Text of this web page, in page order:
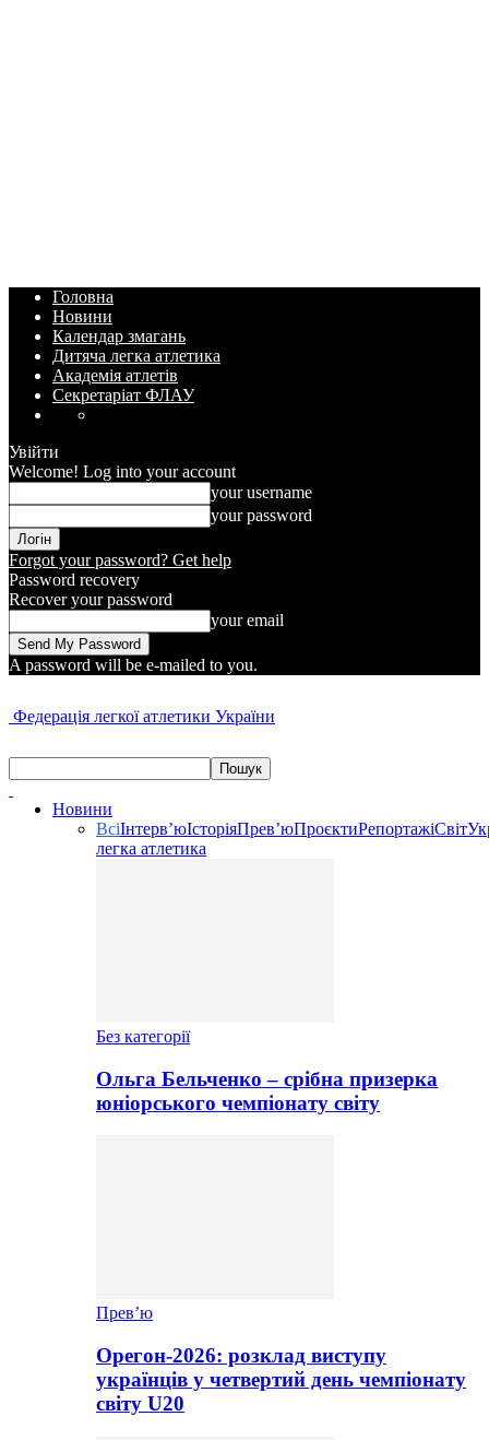
Головна
Новини
Календар змагань
Дитяча легка атлетика
Академія атлетів
Секретаріат ФЛАУ
Увійти
Welcome! Log into your account
your username
your password
Forgot your password? Get help
Password recovery
Recover your password
your email
A password will be e-mailed to you.
Федерація легкої атлетики України
Новини
ВсіІнтерв’юІсторіяПрев’юПроєктиРепортажіСвіт
легка атлетика
Без категорії
Ольга Бельченко – срібна призерка
юніорського чемпіонату світу
Прев’ю
Орегон-2026: розклад виступу
українців у четвертий день чемпіонату
світу U20